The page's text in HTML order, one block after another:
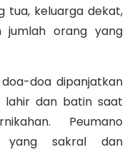
tua, keluarga dekat,
jumlah orang yang
doa dipanjatkan
lahir dan batin saat
Peumano
yang sakral dan